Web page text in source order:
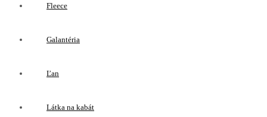
Fleece
Galantéria
Ľan
Látka na kabát